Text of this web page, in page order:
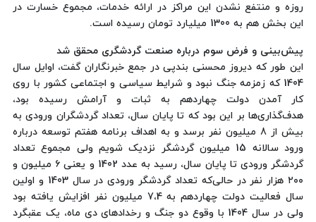
روزه و منتفع نشدن این مراکز در ارائه خدمات، مجموع خسارت در
این بخش هم به 1300 میلیارد تومان رسیده است.
پیش‌بینی و فرض سوم درباره صنعت گردشگری محقق شد
این طور که دیروز محسنی بندپی در جمع خبرنگاران گفت، اوایل سال
1404 که زمزمه جنگ نبود و شرایط سیاسی و اجتماعی کشور با روی
کار آمدن دولت چهاردهم به ثبات و آرامش رسیده بود،
هدف‌گذاری‌ها بر این بود که تا پایان سال، تعداد گردشگران ورودی به
بیش از 8 میلیون نفر برسد و به اهداف برنامه هفتم توسعه درباره
ورود سالانه 15 میلیون گردشگر نزدیک شویم ولی مجموع تعداد
گردشگر ورودی تا پایان سال، رسید به عدد 1402 و یعنی ۶ میلیون و
۲۰۰ هزار نفر در حالی‌که تعداد گردشگر ورودی در سال 1403 و اولین
سال فعالیت دولت چهاردهم به 7،4 میلیون نفر افزایش یافته بود
ولی در سال 1404 با وقوع دو جنگ و رخدادهای دی ماه، یک عقبگرد